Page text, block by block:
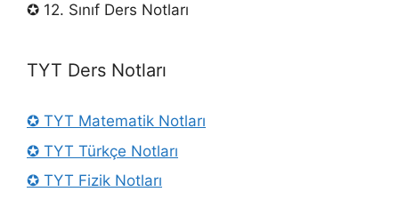
✪ 12. Sınıf Ders Notları
TYT Ders Notları
✪ TYT Matematik Notları
✪ TYT Türkçe Notları
✪ TYT Fizik Notları